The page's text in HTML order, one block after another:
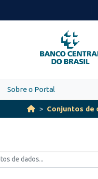
PARA
O
Sobre o Portal
Conjuntos de